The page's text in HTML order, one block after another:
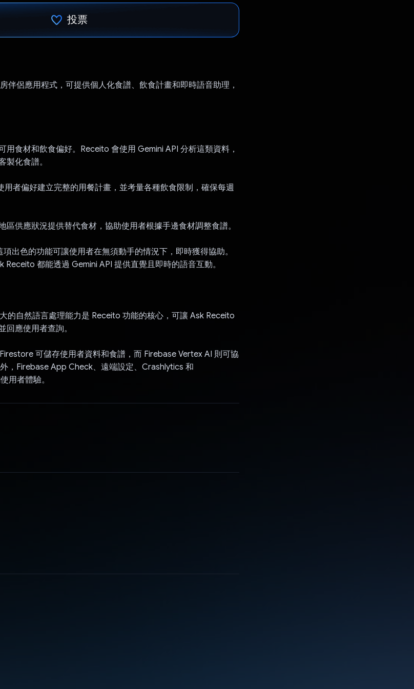
投票
伴侶應用程式，可提供個人化食譜、飲食計畫和即時語音助理，
用食材和飲食偏好。Receito 會使用 Gemini API 分析這類資料，
製化食譜。
用者偏好建立完整的用餐計畫，並考量各種飲食限制，確保每週
區供應狀況提供替代食材，協助使用者根據手邊食材調整食譜。
出色的功能可讓使用者在無須動手的情況下，即時獲得協助。
Receito 都能透過 Gemini API 提供直覺且即時的語音互動。
的自然語言處理能力是 Receito 功能的核心，可讓 Ask Receito
回應使用者查詢。
可儲存使用者資料和食譜，而 Firebase Vertex AI 則可協
，Firebase App Check、遠端設定、Crashlytics 和
用者體驗。